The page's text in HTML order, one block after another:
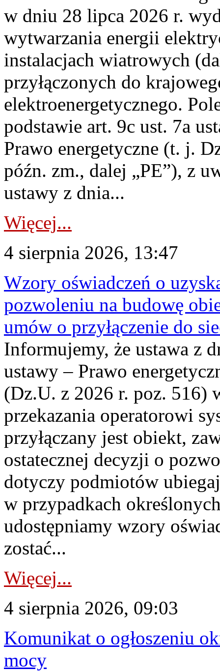
w dniu 28 lipca 2026 r.
wytwarzania energii
instalacjach wiatrowych
przyłączonych do
elektroenergetycznego.
podstawie art. 9c ust. 7a
Prawo energetyczne (t. j.
późn. zm., dalej „PE”), z
ustawy z dnia...
Więcej...
4 sierpnia 2026, 13:47
Wzory oświadczeń o
pozwoleniu na budowę
umów o przyłączenie do
Informujemy, że ustawa z
ustawy – Prawo
(Dz.U. z 2026 r. poz. 516)
przekazania operatorowi
przyłączany jest obiekt,
ostatecznej decyzji o
dotyczy podmiotów
w przypadkach
udostępniamy wzory
zostać...
Więcej...
4 sierpnia 2026, 09:03
Komunikat o ogłoszeniu
mocy